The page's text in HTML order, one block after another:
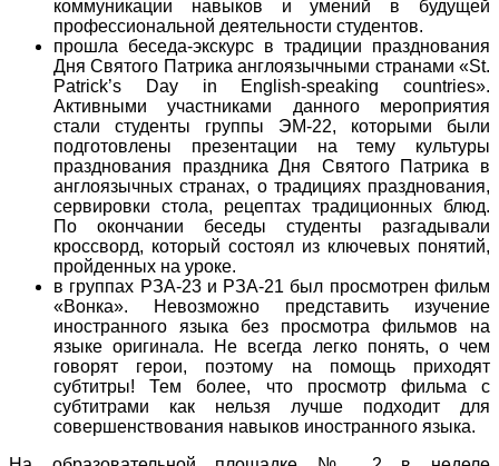
коммуникации навыков и умений в будущей
профессиональной деятельности студентов.
прошла беседа-экскурс в традиции празднования
Дня Святого Патрика англоязычными странами «St.
Patrick’s Day in English-speaking countries».
Активными участниками данного мероприятия
стали студенты группы ЭМ-22, которыми были
подготовлены презентации на тему культуры
празднования праздника Дня Святого Патрика в
англоязычных странах, о традициях празднования,
сервировки стола, рецептах традиционных блюд.
По окончании беседы студенты разгадывали
кроссворд, который состоял из ключевых понятий,
пройденных на уроке.
в группах РЗА-23 и РЗА-21 был просмотрен фильм
«Вонка». Невозможно представить изучение
иностранного языка без просмотра фильмов на
языке оригинала. Не всегда легко понять, о чем
говорят герои, поэтому на помощь приходят
субтитры! Тем более, что просмотр фильма с
субтитрами как нельзя лучше подходит для
совершенствования навыков иностранного языка.